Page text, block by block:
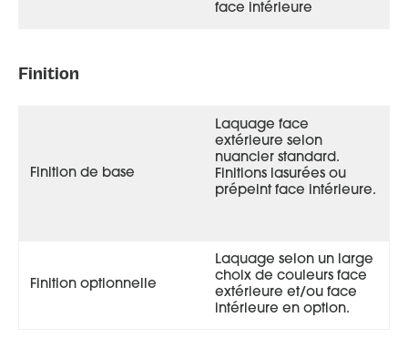
face intérieure
Finition
Finition de base
Laquage face
extérieure selon
nuancier standard.
Finitions lasurées ou
prépeint face intérieure.
Finition optionnelle
Laquage selon un large
choix de couleurs face
extérieure et/ou face
intérieure en option.